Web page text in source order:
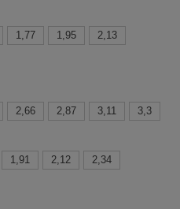
1,77 1,95 2,13
2,66 2,87 3,11 3,3
1,91 2,12 2,34